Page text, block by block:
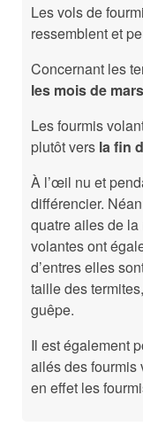
Les vols de
ressemblent et
Concernant les
les mois de
Les fourmis
plutôt vers la fin
À l’œil nu et
différencier.
quatre ailes de
volantes ont
d’entres elles
taille des
guêpe.
Il est également
ailés des fourmis
en effet les